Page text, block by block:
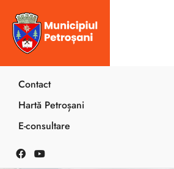
Contact
Hartă Petroșani
E-consultare